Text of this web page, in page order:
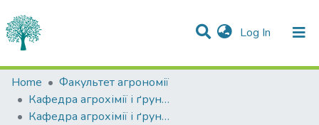
Log In (current)
Statistics
Communities & Collections
Home
Факультет агрономії
Кафедра агрохімії і ґрунтознавства
Кафедра агрохімії і ґрунтознавства